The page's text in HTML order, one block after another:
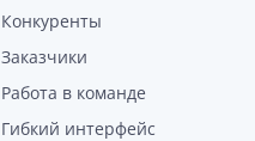
Конкуренты
Заказчики
Работа в команде
Гибкий интерфейс